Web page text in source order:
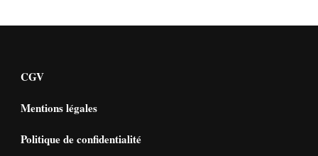
CGV
Mentions légales
Politique de confidentialité